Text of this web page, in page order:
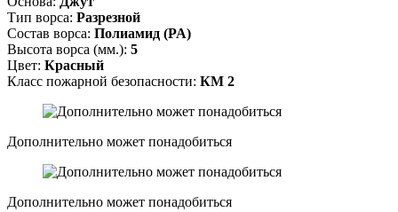
Тип ворса: Разрезной
Состав ворса: Полиамид (PA)
Высота ворса (мм.): 5
Цвет: Красный
Класс пожарной безопасности: КМ 2
Дополнительно может понадобиться
Дополнительно может понадобиться